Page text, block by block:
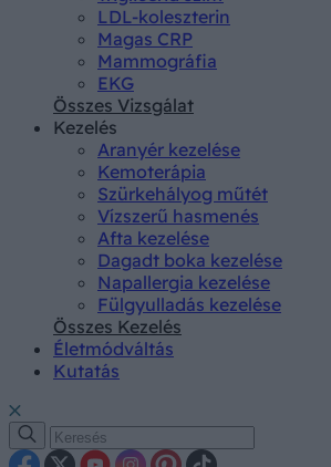
LDL-koleszterin
Magas CRP
Mammográfia
EKG
Összes Vizsgálat
Kezelés
Aranyér kezelése
Kemoterápia
Szürkehályog műtét
Vízszerű hasmenés
Afta kezelése
Dagadt boka kezelése
Napallergia kezelése
Fülgyulladás kezelése
Összes Kezelés
Életmódváltás
Kutatás